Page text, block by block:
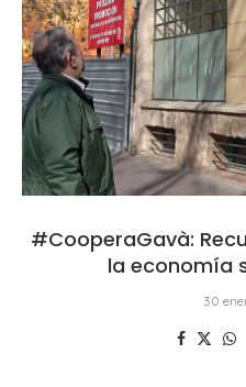
#CooperaGavà:
la economía
30